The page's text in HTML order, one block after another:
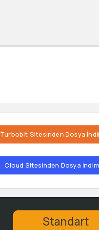
Turbobit Sitesinden Dosya
Cloud Sitesinden Dosya
Standart